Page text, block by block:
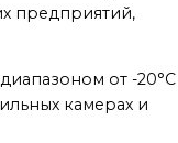
предприятий,
от -
камерах и